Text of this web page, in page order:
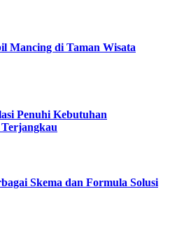
Mancing di Taman Wisata
Penuhi Kebutuhan
Skema dan Formula Solusi